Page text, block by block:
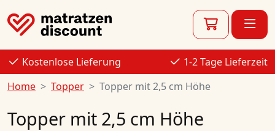
Kostenlose Lieferung
1-2 Tage Lieferzeit
Home
Topper Topper mit 2,5 cm Höhe
Topper mit 2,5 cm Höhe